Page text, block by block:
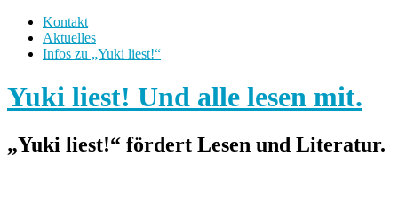
Kontakt
Aktuelles
Infos zu „Yuki liest!“
Yuki liest! Und alle lesen mit.
„Yuki liest!“ fördert Lesen und Literatur.